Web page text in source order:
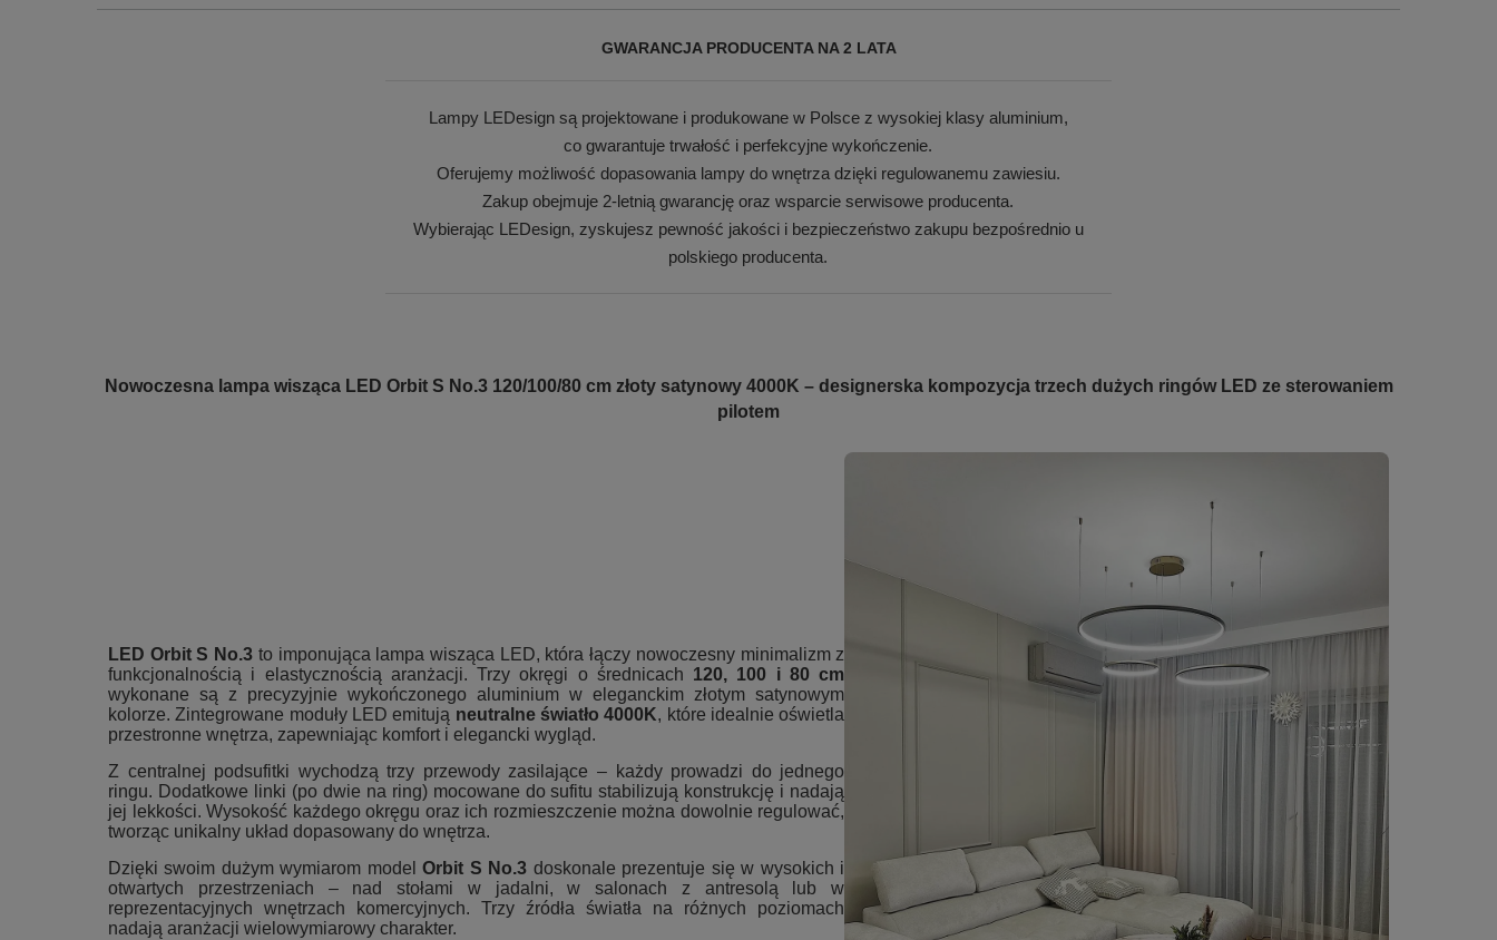
GWARANCJA PRODUCENTA NA 2 LATA
Lampy LEDesign są projektowane i produkowane w Polsce z wysokiej klasy aluminium,
co gwarantuje trwałość i perfekcyjne wykończenie.
Oferujemy możliwość dopasowania lampy do wnętrza dzięki regulowanemu zawiesiu.
Zakup obejmuje 2-letnią gwarancję oraz wsparcie serwisowe producenta.
Wybierając LEDesign, zyskujesz pewność jakości i bezpieczeństwo zakupu bezpośrednio u
polskiego producenta.
Nowoczesna lampa wisząca LED Orbit S No.3 120/100/80 cm złoty satynowy 4000K – designerska kompozycja trzech dużych ringów LED ze sterowaniem
pilotem
LED Orbit S No.3 to imponująca lampa wisząca LED, która łączy nowoczesny minimalizm z
funkcjonalnością i elastycznością aranżacji. Trzy okręgi o średnicach 120, 100 i 80 cm
wykonane są z precyzyjnie wykończonego aluminium w eleganckim złotym satynowym
kolorze. Zintegrowane moduły LED emitują neutralne światło 4000K, które idealnie oświetla
przestronne wnętrza, zapewniając komfort i elegancki wygląd.
Z centralnej podsufitki wychodzą trzy przewody zasilające – każdy prowadzi do jednego
ringu. Dodatkowe linki (po dwie na ring) mocowane do sufitu stabilizują konstrukcję i nadają
jej lekkości. Wysokość każdego okręgu oraz ich rozmieszczenie można dowolnie regulować,
tworząc unikalny układ dopasowany do wnętrza.
Dzięki swoim dużym wymiarom modelOrbit S No.3 doskonale prezentuje się w wysokich i
otwartych przestrzeniach – nad stołami w jadalni, w salonach z antresolą lub w
reprezentacyjnych wnętrzach komercyjnych. Trzy źródła światła na różnych poziomach
nadają aranżacji wielowymiarowy charakter.